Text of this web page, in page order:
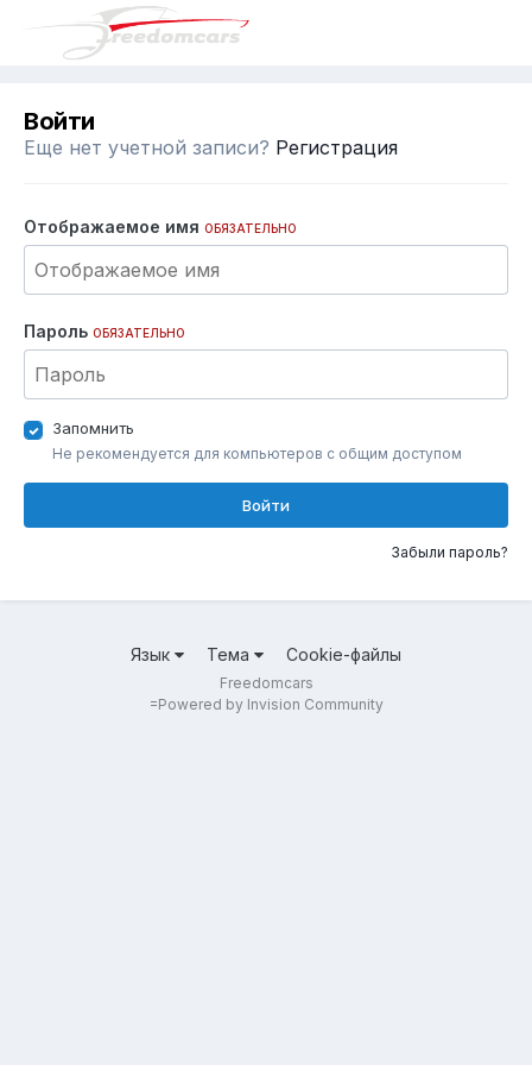
Войти
Еще нет учетной записи? Регистрация
Отображаемое имя ОБЯЗАТЕЛЬНО
Пароль ОБЯЗАТЕЛЬНО
Запомнить
Не рекомендуется для компьютеров с общим доступом
Войти
Забыли пароль?
Язык Тема Cookie-файлы
Freedomcars
=Powered by Invision Community